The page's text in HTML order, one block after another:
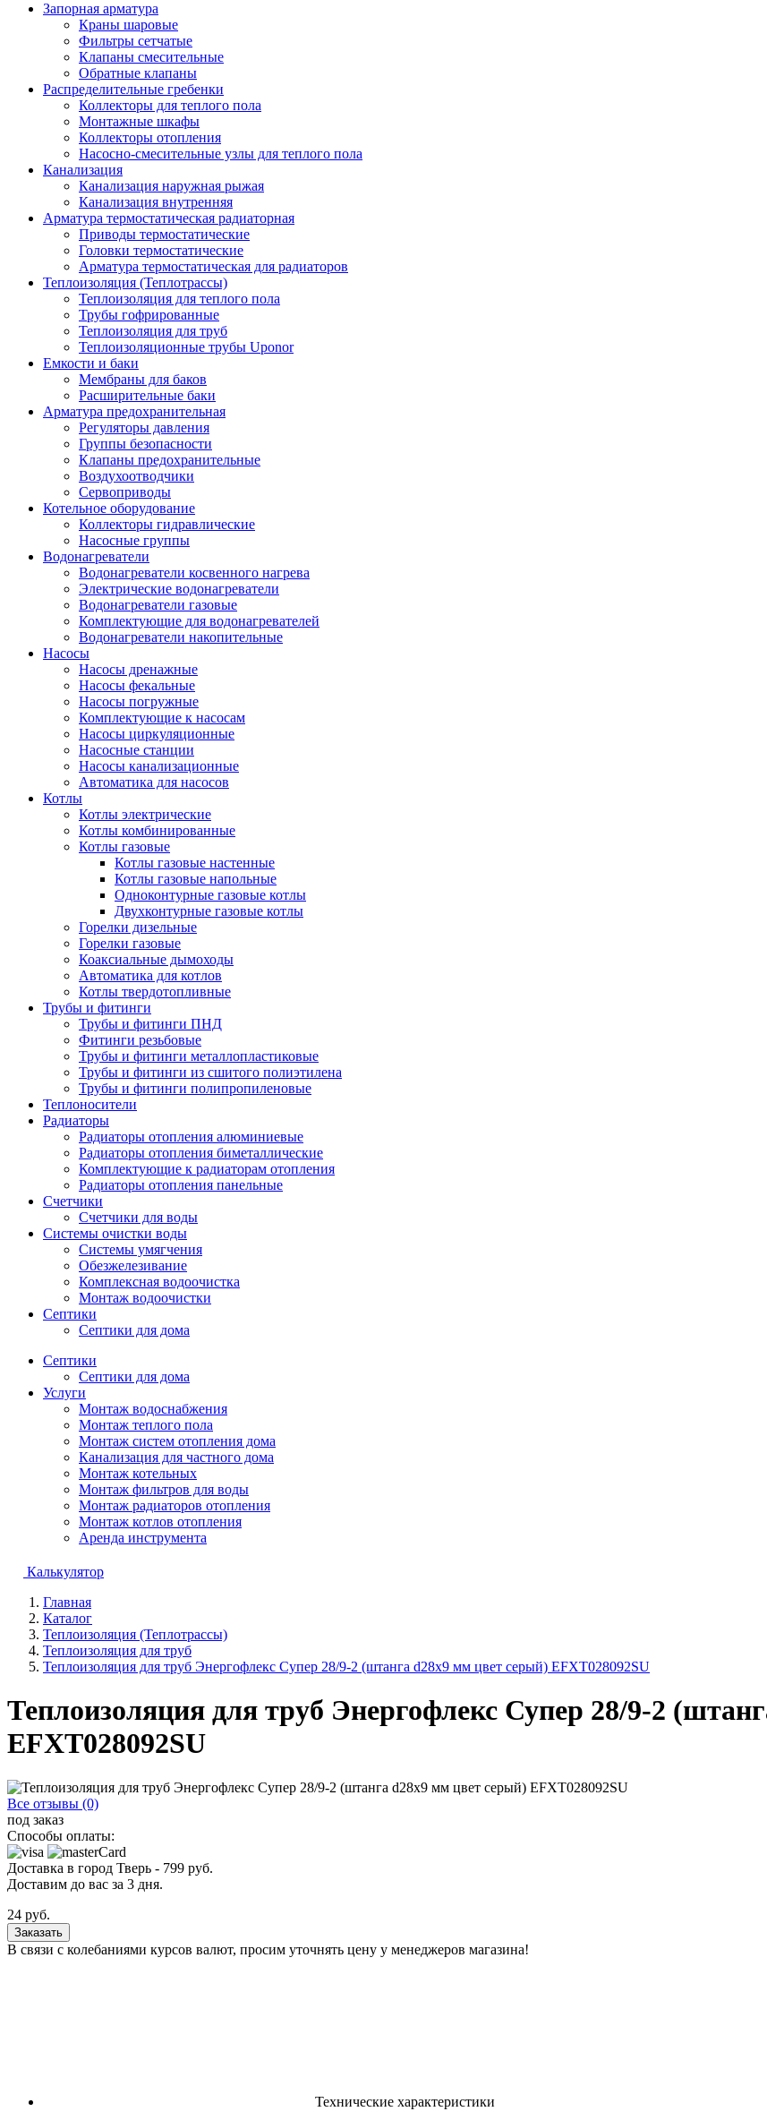
Запорная арматура
Краны шаровые
Фильтры сетчатые
Клапаны смесительные
Обратные клапаны
Распределительные гребенки
Коллекторы для теплого пола
Монтажные шкафы
Коллекторы отопления
Насосно-смесительные узлы для теплого пола
Канализация
Канализация наружная рыжая
Канализация внутренняя
Арматура термостатическая радиаторная
Приводы термостатические
Головки термостатические
Арматура термостатическая для радиаторов
Теплоизоляция (Теплотрассы)
Теплоизоляция для теплого пола
Трубы гофрированные
Теплоизоляция для труб
Теплоизоляционные трубы Uponor
Емкости и баки
Мембраны для баков
Расширительные баки
Арматура предохранительная
Регуляторы давления
Группы безопасности
Клапаны предохранительные
Воздухоотводчики
Сервоприводы
Котельное оборудование
Коллекторы гидравлические
Насосные группы
Водонагреватели
Водонагреватели косвенного нагрева
Электрические водонагреватели
Водонагреватели газовые
Комплектующие для водонагревателей
Водонагреватели накопительные
Насосы
Насосы дренажные
Насосы фекальные
Насосы погружные
Комплектующие к насосам
Насосы циркуляционные
Насосные станции
Насосы канализационные
Автоматика для насосов
Котлы
Котлы электрические
Котлы комбинированные
Котлы газовые
Котлы газовые настенные
Котлы газовые напольные
Одноконтурные газовые котлы
Двухконтурные газовые котлы
Горелки дизельные
Горелки газовые
Коаксиальные дымоходы
Автоматика для котлов
Котлы твердотопливные
Трубы и фитинги
Трубы и фитинги ПНД
Фитинги резьбовые
Трубы и фитинги металлопластиковые
Трубы и фитинги из сшитого полиэтилена
Трубы и фитинги полипропиленовые
Теплоносители
Радиаторы
Радиаторы отопления алюминиевые
Радиаторы отопления биметаллические
Комплектующие к радиаторам отопления
Радиаторы отопления панельные
Cчетчики
Счетчики для воды
Системы очистки воды
Системы умягчения
Обезжелезивание
Комплексная водоочистка
Монтаж водоочистки
Септики
Септики для дома
Септики
Септики для дома
Услуги
Монтаж водоснабжения
Монтаж теплого пола
Монтаж систем отопления дома
Канализация для частного дома
Монтаж котельных
Монтаж фильтров для воды
Монтаж радиаторов отопления
Монтаж котлов отопления
Аренда инструмента
Калькулятор
Главная
Каталог
Теплоизоляция (Теплотрассы)
Теплоизоляция для труб
Теплоизоляция для труб Энергофлекс Супер 28/9-2 (штанга d28x9 мм цвет серый) EFXT028092SU
Теплоизоляция для труб Энергофлекс Супер 28/9-2
EFXT028092SU
Все отзывы (0)
под заказ
Способы оплаты:
Доставка в город Тверь - 799 руб.
Доставим до вас за 3 дня.
24 руб.
Заказать
В связи с колебаниями курсов валют, просим уточнять цену у менеджеров магазина!
Технические характеристики